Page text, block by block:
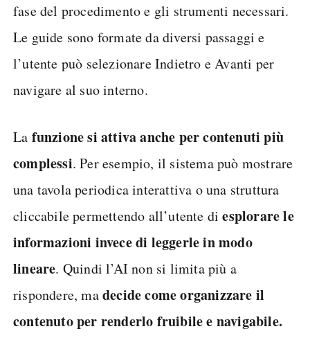
fase del procedimento e gli strumenti necessari.
Le guide sono formate da diversi passaggi e
l’utente può selezionare Indietro e Avanti per
navigare al suo interno.
La funzione si attiva anche per contenuti più
complessi. Per esempio, il sistema può mostrare
una tavola periodica interattiva o una struttura
cliccabile permettendo all’utente diesplorare le
informazioni invece di leggerle in modo
lineare. Quindi l’AI non si limita più a
rispondere, madecide come organizzare il
contenuto per renderlo fruibile e navigabile.